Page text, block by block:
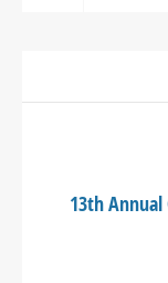
13th Annual